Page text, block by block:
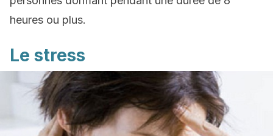
heures ou plus.
Le stress